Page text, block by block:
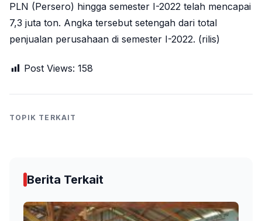
PLN (Persero) hingga semester I-2022 telah mencapai
7,3 juta ton. Angka tersebut setengah dari total
penjualan perusahaan di semester I-2022. (rilis)
Post Views: 158
TOPIK TERKAIT
Berita Terkait